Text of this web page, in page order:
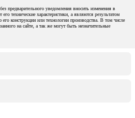
предварительного уведомления вносить изменения в
технические характеристики, а являются результатом
конструкции или технологии производства. В том числе
на сайте, а так же могут быть незначительные